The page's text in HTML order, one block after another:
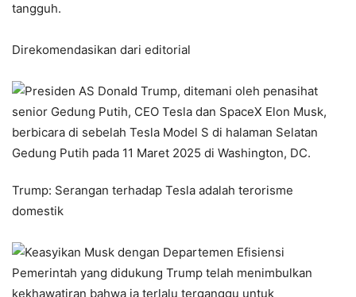
tangguh.
Direkomendasikan dari editorial
Trump: Serangan terhadap Tesla adalah terorisme
domestik